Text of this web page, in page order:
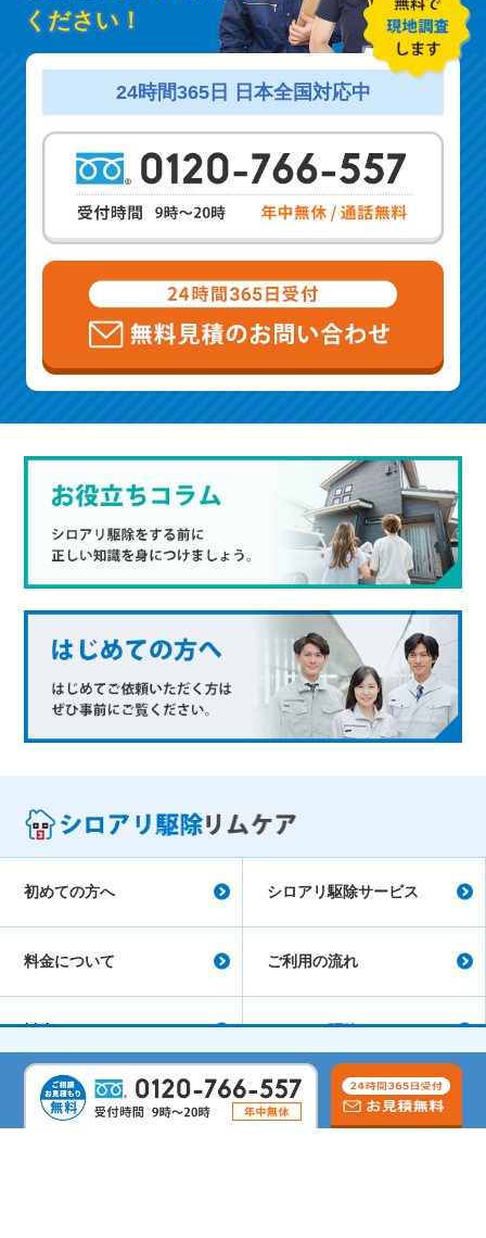
ください！
24時間365日 日本全国対応中
初めての方へ シロアリ駆除サービス
料金について ご利用の流れ
対応エリア シロアリ駆除コラム
会社概要 よくあるご質問